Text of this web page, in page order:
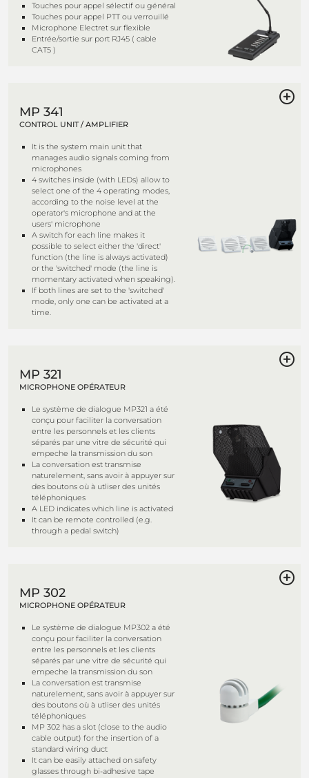
Touches pour appel sélectif ou général
Touches pour appel PTT ou verrouillé
Microphone Electret sur flexible
Entrée/sortie sur port RJ45 ( cable
CAT5 )
MP 341
CONTROL UNIT / AMPLIFIER
It is the system main unit that
manages audio signals coming from
microphones
4 switches inside (with LEDs) allow to
select one of the 4 operating modes,
according to the noise level at the
operator's microphone and at the
users' microphone
A switch for each line makes it
possible to select either the 'direct'
function (the line is always activated)
or the 'switched' mode (the line is
momentary activated when speaking).
If both lines are set to the 'switched'
mode, only one can be activated at a
time.
MP 321
MICROPHONE OPÉRATEUR
Le système de dialogue MP321 a été
conçu pour faciliter la conversation
entre les personnels et les clients
séparés par une vitre de sécurité qui
empeche la transmission du son
La conversation est transmise
naturelement, sans avoir à appuyer sur
des boutons où à utliser des unités
téléphoniques
A LED indicates which line is activated
It can be remote controlled (e.g.
through a pedal switch)
MP 302
MICROPHONE OPÉRATEUR
Le système de dialogue MP302 a été
conçu pour faciliter la conversation
entre les personnels et les clients
séparés par une vitre de sécurité qui
empeche la transmission du son
La conversation est transmise
naturelement, sans avoir à appuyer sur
des boutons où à utliser des unités
téléphoniques
MP 302 has a slot (close to the audio
cable output) for the insertion of a
standard wiring duct
It can be easily attached on safety
glasses through bi-adhesive tape